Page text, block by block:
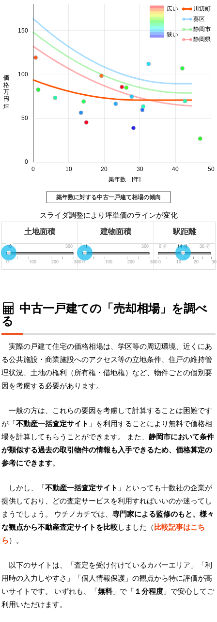
0 10 20 30 40 50
0
50
100
150
築年数 [年]
価格 万円/坪
川辺町
葵区
静岡市
静岡県
広い
狭い
築年数に対する中古一戸建て相場の傾向
スライダ調整により坪単価のラインが変化
土地面積 建物面積 駅距離
0 300
10
0 100 200 300
0 300
11
0 100 200 300
0 分 30 分
14分
0 10 20 30
中古一戸建ての「売却相場」を調べ
る
実際の戸建て住宅の価格相場は、学区等の周辺環境、近くにあ
る公共施設・商業施設へのアクセス等の立地条件、住戸の維持管
理状況、土地の権利（所有権・借地権）など、物件ごとの個別要
因を考慮する必要があります。
一般の方は、これらの要因を考慮して計算することは困難です
が「不動産一括査定サイト 」を利用することにより無料で価格相
場を計算してもらうことができます。 また、 静岡市において条件
が類似する過去の取引物件の情報も入手できるため、価格算定の
参考にできます。
しかし、「不動産一括査定サイト 」といっても十数社の企業が
提供しており、どの査定サービスを利用すればいいのか迷ってし
まうでしょう。 ウチノカチでは、 専門家による監修のもと、様々
な観点から不動産査定サイトを比較しました（比較記事はこち
ら）。
以下のサイトは、「査定を受け付けているカバーエリア」「利
用時の入力しやすさ」「個人情報保護」の観点から特に評価が高
いサイトです。 いずれも、「無料」で「 １分程度 」で安心してご
利用いただけます。